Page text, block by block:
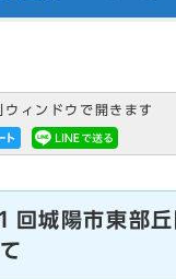
ィンドウで開きます
回城陽市東部